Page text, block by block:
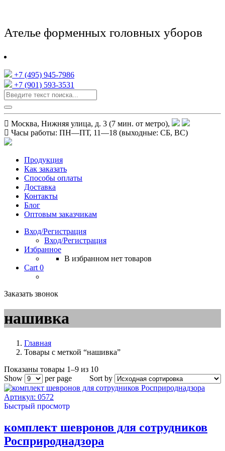
Ателье форменных головных уборов
+7 (495) 945-7986
+7 (901) 593-3531
Москва, Нижняя улица, д. 3 (7 мин. от метро),
Часы работы: ПН—ПТ, 11—18 (выходные: СБ, ВС)
Продукция
Как заказать
Способы оплаты
Доставка
Контакты
Блог
Оптовым заказчикам
Вход/Регистрация
Вход/Регистрация
Избранное
В избранном нет товаров
Cart 0
Заказать звонок
нашивка
Главная
Товары с меткой “нашивка”
Показаны товары 1–9 из 10
Show
per page Sort by
Артикул: 0572
Быстрый просмотр
комплект шевронов для сотрудников
Росприроднадзора